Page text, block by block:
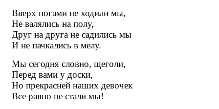
Вверх ногами не ходили мы,
Не валялись на полу,
Друг на друга не садились мы
И не пачкались в мелу.
Мы сегодня словно, щеголи,
Перед вами у доски,
Но прекрасней наших девочек
Все равно не стали мы!